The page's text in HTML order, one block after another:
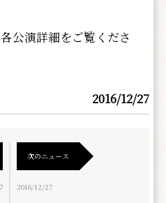
公演詳細をご覧くださ
2016/12/27
次のニュース
2016/12/27